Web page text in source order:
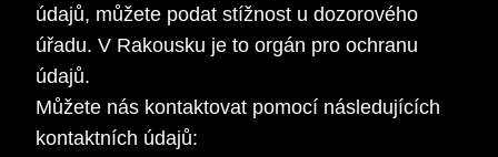
údajů, můžete podat stížnost u dozorového
úřadu. V Rakousku je to orgán pro ochranu
údajů.
Můžete nás kontaktovat pomocí následujících
kontaktních údajů: